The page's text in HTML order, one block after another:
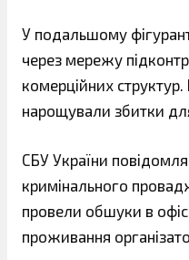
У подальшому
через мережу
комерційних структур.
нарощували збитки
СБУ України
кримінального
провели обшуки в
проживання